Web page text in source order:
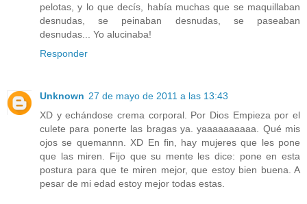
pelotas, y lo que decís, había muchas que se maquillaban
desnudas, se peinaban desnudas, se paseaban
desnudas... Yo alucinaba!
Responder
Unknown 27 de mayo de 2011 a las 13:43
XD y echándose crema corporal. Por Dios Empieza por el
culete para ponerte las bragas ya. yaaaaaaaaaa. Qué mis
ojos se quemannn. XD En fin, hay mujeres que les pone
que las miren. Fijo que su mente les dice: pone en esta
postura para que te miren mejor, que estoy bien buena. A
pesar de mi edad estoy mejor todas estas.